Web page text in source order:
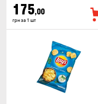
175,00
грн за 1 шт